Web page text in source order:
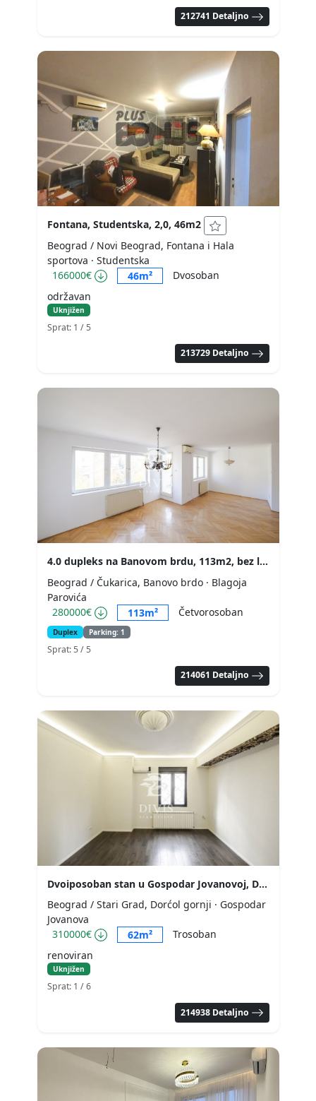
212741 Detaljno
Fontana, Studentska, 2,0, 46m2
Beograd / Novi Beograd, Fontana i Hala
sportova · Studentska
166000€
46m²
Dvosoban
održavan
Uknjižen
Sprat: 1 / 5
213729 Detaljno
4.0 dupleks na Banovom brdu, 113m2, bez lifta
Beograd / Čukarica, Banovo brdo · Blagoja
Parovića
280000€
113m² Četvorosoban
Duplex Parking: 1
Sprat: 5 / 5
214061 Detaljno
Dvoiposoban stan u Gospodar Jovanovoj, Dorćol, 62m2
Beograd / Stari Grad, Dorćol gornji · Gospodar
Jovanova
310000€
62m²
Trosoban
renoviran
Uknjižen
Sprat: 1 / 6
214938 Detaljno